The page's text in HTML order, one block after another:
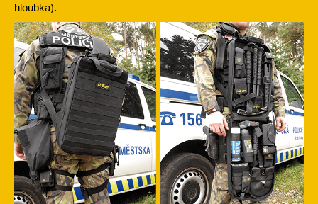
hloubka).